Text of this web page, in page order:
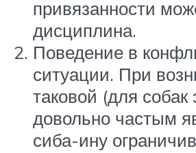
привязанности
дисциплина.
Поведение в
ситуации. При
таковой (для собак
довольно частым
сиба-ину